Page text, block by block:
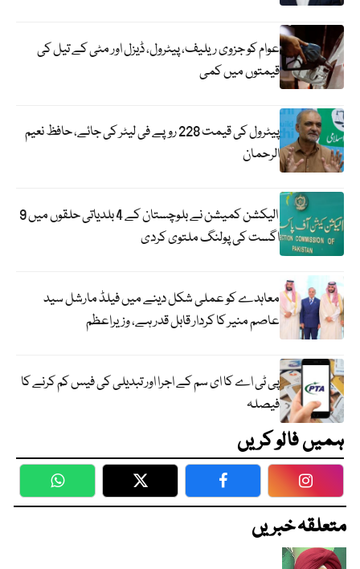
عوام کو جزوی ریلیف، پیٹرول، ڈیزل اور مٹی کے تیل کی
قیمتوں میں کمی
پیٹرول کی قیمت 228 روپے فی لیٹر کی جائے، حافظ نعیم
الرحمان
الیکشن کمیشن نے بلوچستان کے 4 بلدیاتی حلقوں میں 9
اگست کی پولنگ ملتوی کردی
معاہدے کو عملی شکل دینے میں فیلڈ مارشل سید
عاصم منیر کا کردار قابل قدر ہے، وزیراعظم
پی ٹی اے کا ای سم کے اجرا اور تبدیلی کی فیس کم کرنے کا
فیصلہ
ہمیں فالو کریں
WhatsApp Twitter Facebook
متعلقہ خبریں